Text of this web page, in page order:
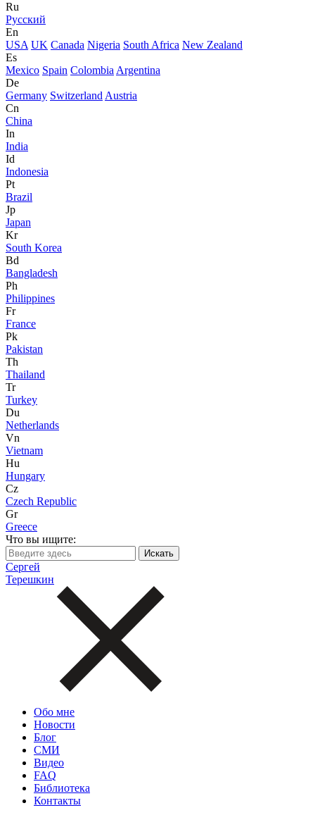
Ru
Русский
En
USA UK Canada Nigeria South Africa New Zealand
Es
Mexico Spain Colombia Argentina
De
Germany Switzerland Austria
Cn
China
In
India
Id
Indonesia
Pt
Brazil
Jp
Japan
Kr
South Korea
Bd
Bangladesh
Ph
Philippines
Fr
France
Pk
Pakistan
Th
Thailand
Tr
Turkey
Du
Netherlands
Vn
Vietnam
Hu
Hungary
Cz
Czech Republic
Gr
Greece
Что вы ищите:
Сергей
Терешкин
Обо мне
Новости
Блог
СМИ
Видео
FAQ
Библиотека
Контакты